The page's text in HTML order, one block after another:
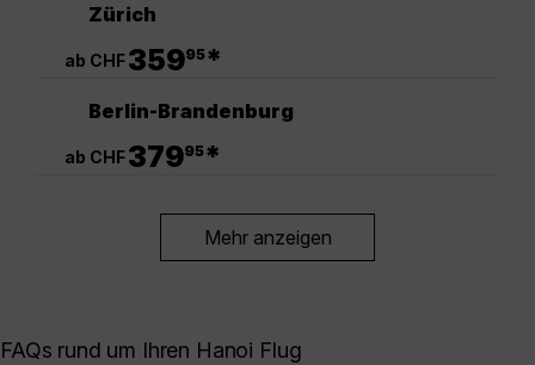
Zürich
ab CHF35995*
Berlin-Brandenburg
ab CHF37995*
Mehr anzeigen
FAQs rund um Ihren Hanoi Flug